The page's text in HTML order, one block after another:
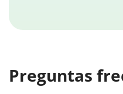
Preguntas